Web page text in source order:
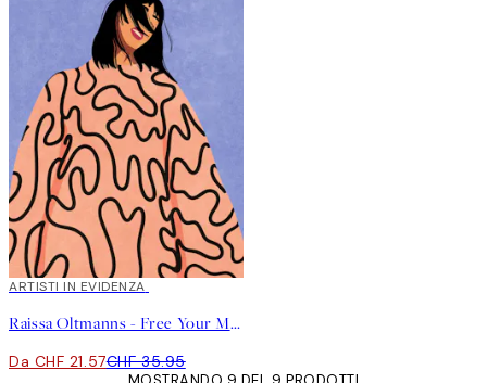
40%*
ARTISTI IN EVIDENZA
Raissa Oltmanns - Free Your Mind Poster
Da CHF 21.57CHF 35.95